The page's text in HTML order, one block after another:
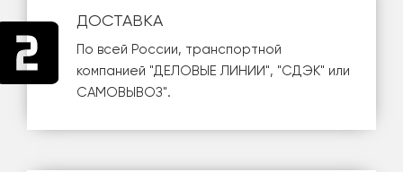
ДОСТАВКА
По всей России, транспортной
компанией "ДЕЛОВЫЕ ЛИНИИ", "СДЭК" или
САМОВЫВОЗ".